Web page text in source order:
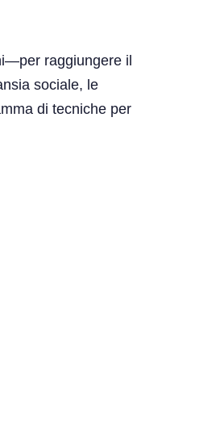
raggiungere il
sociale, le
di tecniche per